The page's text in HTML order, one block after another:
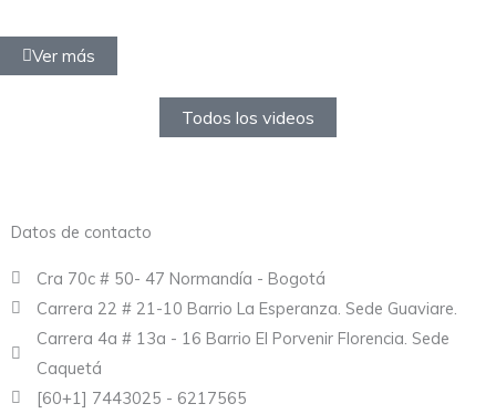
Ver más
Todos los videos
Datos de contacto
Cra 70c # 50- 47 Normandía - Bogotá
Carrera 22 # 21-10 Barrio La Esperanza. Sede Guaviare.
Carrera 4a # 13a - 16 Barrio El Porvenir Florencia. Sede
Caquetá
[60+1] 7443025 - 6217565